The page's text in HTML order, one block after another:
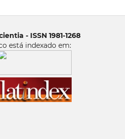
- ISSN 1981-1268
está indexado em: